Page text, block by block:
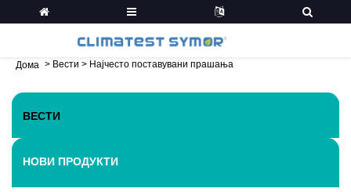
Дома > Вести > Најчесто поставувани прашања
ВЕСТИ
НОВИ ПРОДУКТИ